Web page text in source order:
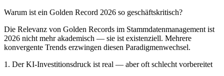
Warum ist ein Golden Record 2026 so geschäftskritisch?
Die Relevanz von Golden Records im Stammdatenmanagement ist
2026 nicht mehr akademisch — sie ist existenziell. Mehrere
konvergente Trends erzwingen diesen Paradigmenwechsel.
1. Der KI-Investitionsdruck ist real — aber oft schlecht vorbereitet